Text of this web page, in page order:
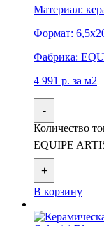
Материал:
Формат:
Фабрика:
4 991 р. за м2
-
Количество
EQUIPE
+
В корзину